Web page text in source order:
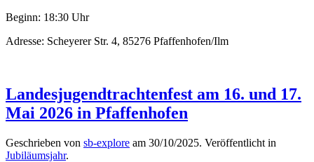
Beginn: 18:30 Uhr
Adresse: Scheyerer Str. 4, 85276 Pfaffenhofen/Ilm
Landesjugendtrachtenfest am 16. und 17.
Mai 2026 in Pfaffenhofen
Geschrieben von sb-explore am 30/10/2025. Veröffentlicht in
Jubiläumsjahr.